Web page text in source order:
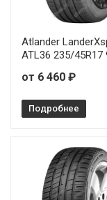
Atlander
ATL36 235/45R17
от 6 460 ₽
Подробнее